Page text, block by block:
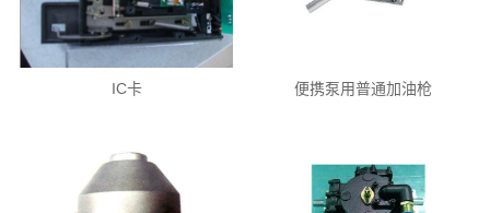
IC卡 便携泵用普通加油枪